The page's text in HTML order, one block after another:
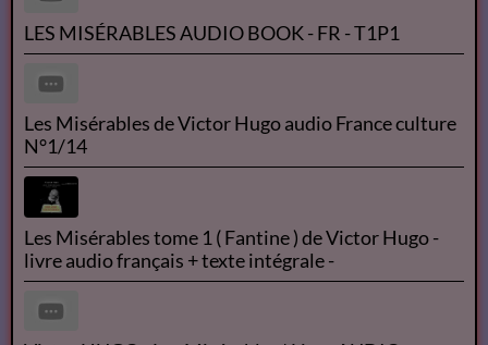
Le Flash info du 26 mai 2021
Résumé des Misérables de Victor Hugo
LES MISÉRABLES AUDIO BOOK - FR - T1P1